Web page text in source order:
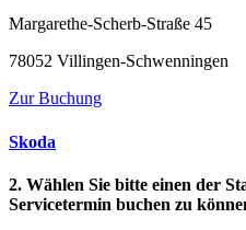
Margarethe-Scherb-Straße 45
78052 Villingen-Schwenningen
Zur Buchung
Skoda
2. Wählen Sie bitte einen der
Servicetermin buchen zu